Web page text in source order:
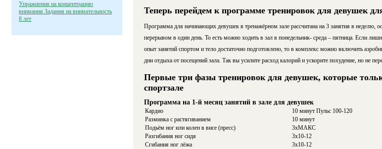
Упражнения на концентрацию
внимания Задания на внимательность
8 лет
Теперь перейдем к программе тренировок для девушек
Программа для начинающих девушек в тренажёрном зале рассчитана на 3 занятия в неделю,
перерывом в один день. То есть можно ходить в зал в понедельник- среда – пятница. Если
опыт занятий спортом и тело достаточно подготовлено, то в комплекс можно включить
дни отдыха от посещений зала. Так вы усилите расход калорий и ускорите похудение, но не
Первые три фазы тренировок для девушек, которые
спортзале
Программа на 1-й месяц занятий в зале для девушек
Кардио
10 минут Пульс 100-120
Разминка с растягиванием
10 минут
Подьём ног или колен в висе (пресс)
3хМАКС
Разгибания ног сидя
3х10-12
Сгибания ног лёжа
3х10-12